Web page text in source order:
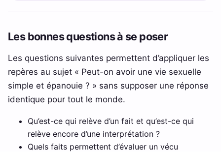
Les bonnes questions à se poser
Les questions suivantes permettent d’appliquer les
repères au sujet « Peut-on avoir une vie sexuelle
simple et épanouie ? » sans supposer une réponse
identique pour tout le monde.
Qu’est-ce qui relève d’un fait et qu’est-ce qui
relève encore d’une interprétation ?
Quels faits permettent d’évaluer un vécu